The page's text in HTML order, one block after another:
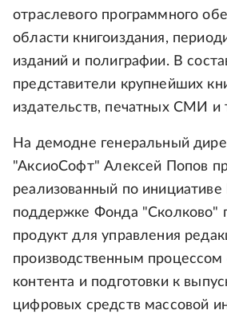
отраслевого программного
области книгоиздания,
изданий и полиграфии. В
представители крупнейших
издательств, печатных СМИ и
На демодне генеральный
"АксиоСофт" Алексей Попов
реализованный по
поддержке Фонда "Сколково"
продукт для управления
производственным процессом
контента и подготовки к
цифровых средств массовой